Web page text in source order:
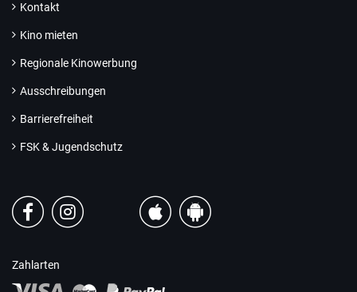
Kontakt
Kino mieten
Regionale Kinowerbung
Ausschreibungen
Barrierefreiheit
FSK & Jugendschutz
Zahlarten